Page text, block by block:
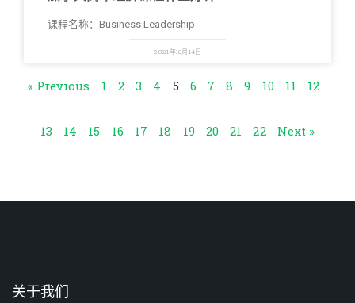
课程名称：Business Leadership
2021年10月14日
« Previous 1 2 3 4 5 6 7 8 9 10 11 12
13 14 15 16 17 18 19 20 21 22 Next »
关于我们